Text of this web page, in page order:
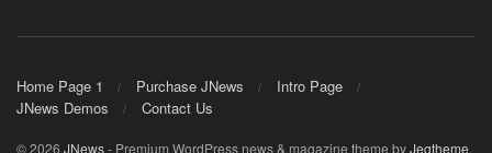
Home Page 1 Purchase JNews
Intro Page
JNews Demos
Contact Us
© 2026 JNews- Premium WordPress news & magazine theme byJegtheme.